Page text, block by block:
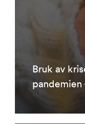
Bruk av
pandemien